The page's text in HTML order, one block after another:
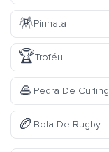
🪅Pinhata
🏆Troféu
🥌 Pedra De Curling
🏉 Bola De Rugby